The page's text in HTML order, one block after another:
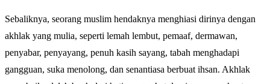
Sebaliknya, seorang muslim hendaknya menghiasi dirinya dengan
akhlak yang mulia, seperti lemah lembut, pemaaf, dermawan,
penyabar, penyayang, penuh kasih sayang, tabah menghadapi
gangguan, suka menolong, dan senantiasa berbuat ihsan. Akhlak